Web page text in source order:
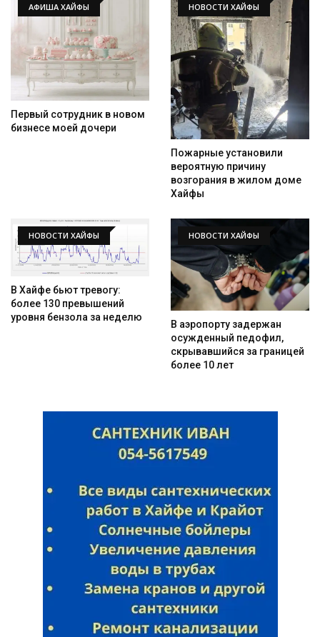
АФИША ХАЙФЫ
Первый сотрудник в новом
бизнесе моей дочери
НОВОСТИ ХАЙФЫ
Пожарные установили
вероятную причину
возгорания в жилом доме
Хайфы
НОВОСТИ ХАЙФЫ
В Хайфе бьют тревогу:
более 130 превышений
уровня бензола за неделю
НОВОСТИ ХАЙФЫ
В аэропорту задержан
осужденный педофил,
скрывавшийся за границей
более 10 лет